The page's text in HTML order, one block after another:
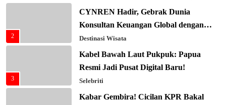
2
CYNREN Hadir, Gebrak Dunia
Konsultan Keuangan Global dengan
Sentuhan AI
Destinasi Wisata
3
Kabel Bawah Laut Pukpuk: Papua
Resmi Jadi Pusat Digital Baru!
Selebriti
Kabar Gembira! Cicilan KPR Bakal